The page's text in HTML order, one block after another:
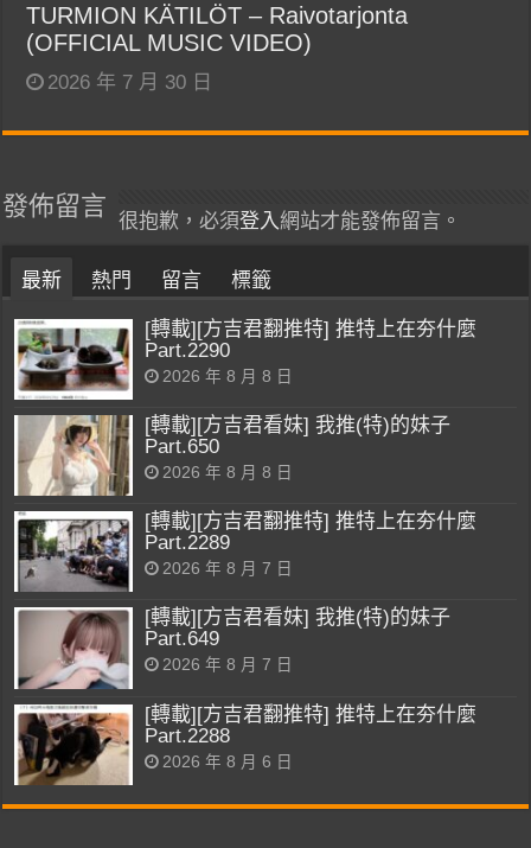
TURMION KÄTILÖT – Raivotarjonta
(OFFICIAL MUSIC VIDEO)
2026 年 7 月 30 日
發佈留言
很抱歉，必須登入網站才能發佈留言。
最新 熱門 留言 標籤
[轉載][方吉君翻推特] 推特上在夯什麼
Part.2290
2026 年 8 月 8 日
[轉載][方吉君看妹] 我推(特)的妹子
Part.650
2026 年 8 月 8 日
[轉載][方吉君翻推特] 推特上在夯什麼
Part.2289
2026 年 8 月 7 日
[轉載][方吉君看妹] 我推(特)的妹子
Part.649
2026 年 8 月 7 日
[轉載][方吉君翻推特] 推特上在夯什麼
Part.2288
2026 年 8 月 6 日